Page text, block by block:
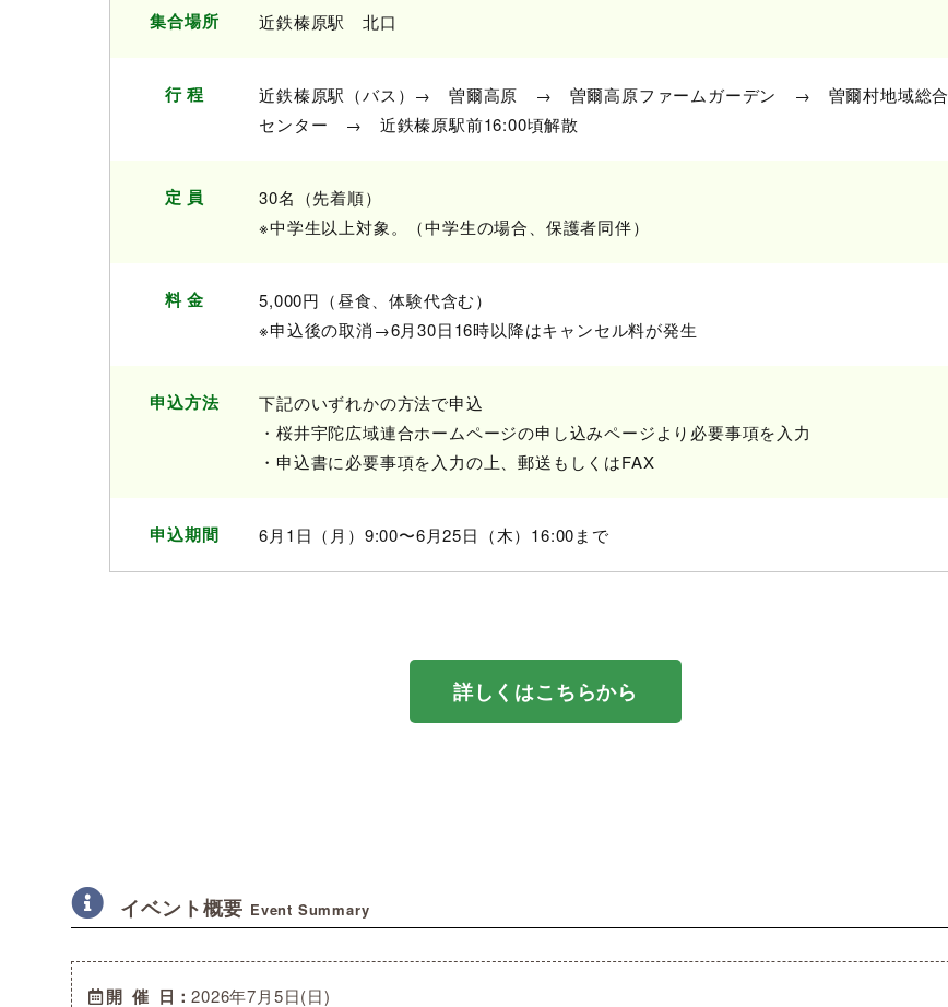
集合場所 近鉄榛原駅 北口
行 程
近鉄榛原駅（バス）→ 曽爾高原 → 曽爾高原ファームガーデン → 曽爾村地域総合
センター → 近鉄榛原駅前16:00頃解散
定 員
30名（先着順）
※中学生以上対象。（中学生の場合、保護者同伴）
料 金
5,000円（昼食、体験代含む）
※申込後の取消→6月30日16時以降はキャンセル料が発生
申込方法
下記のいずれかの方法で申込
・桜井宇陀広域連合ホームページの申し込みページより必要事項を入力
・申込書に必要事項を入力の上、郵送もしくはFAX
申込期間 6月1日（月）9:00〜6月25日（木）16:00まで
詳しくはこちらから
イベント概要 Event Summary
開催日 2026年7月5日(日)